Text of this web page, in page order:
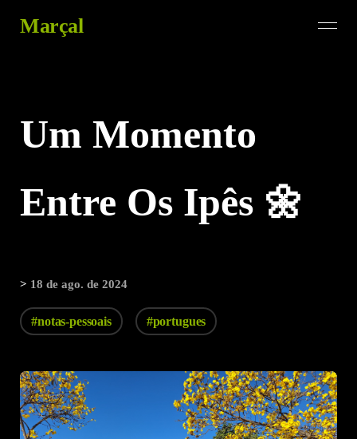
Marçal
Um Momento
Entre Os Ipês 🌼
> 18 de ago. de 2024
#notas-pessoais #portugues